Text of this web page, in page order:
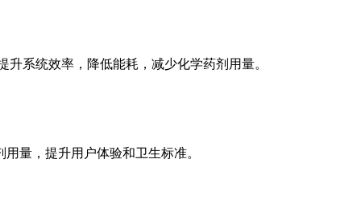
系统效率，降低能耗，减少化学药剂用量。
量，提升用户体验和卫生标准。